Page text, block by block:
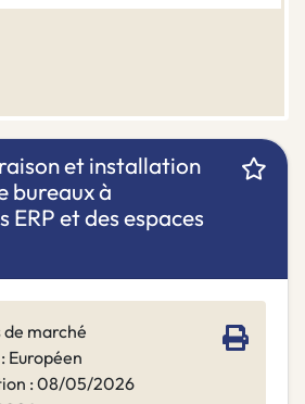
et installation
bureaux à
et des espaces
de marché
Européen
: 08/05/2026